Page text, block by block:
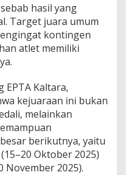
hasil yang
Target juara umum
kontingen
atlet memiliki
EPTA Kaltara,
kejuaraan ini bukan
melainkan
berikutnya, yaitu
Oktober 2025)
November 2025).